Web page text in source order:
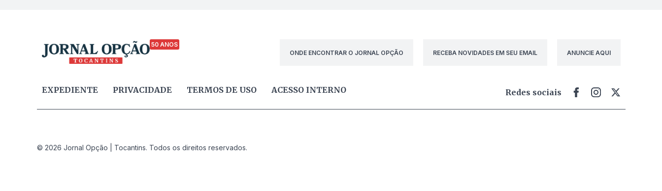
50 ANOS
ONDE ENCONTRAR O JORNAL OPÇÃO
RECEBA NOVIDADES EM SEU EMAIL ANUNCIE AQUI
EXPEDIENTE PRIVACIDADE TERMOS DE USO ACESSO INTERNO Redes sociais
© 2026 Jornal Opção | Tocantins. Todos os direitos reservados.